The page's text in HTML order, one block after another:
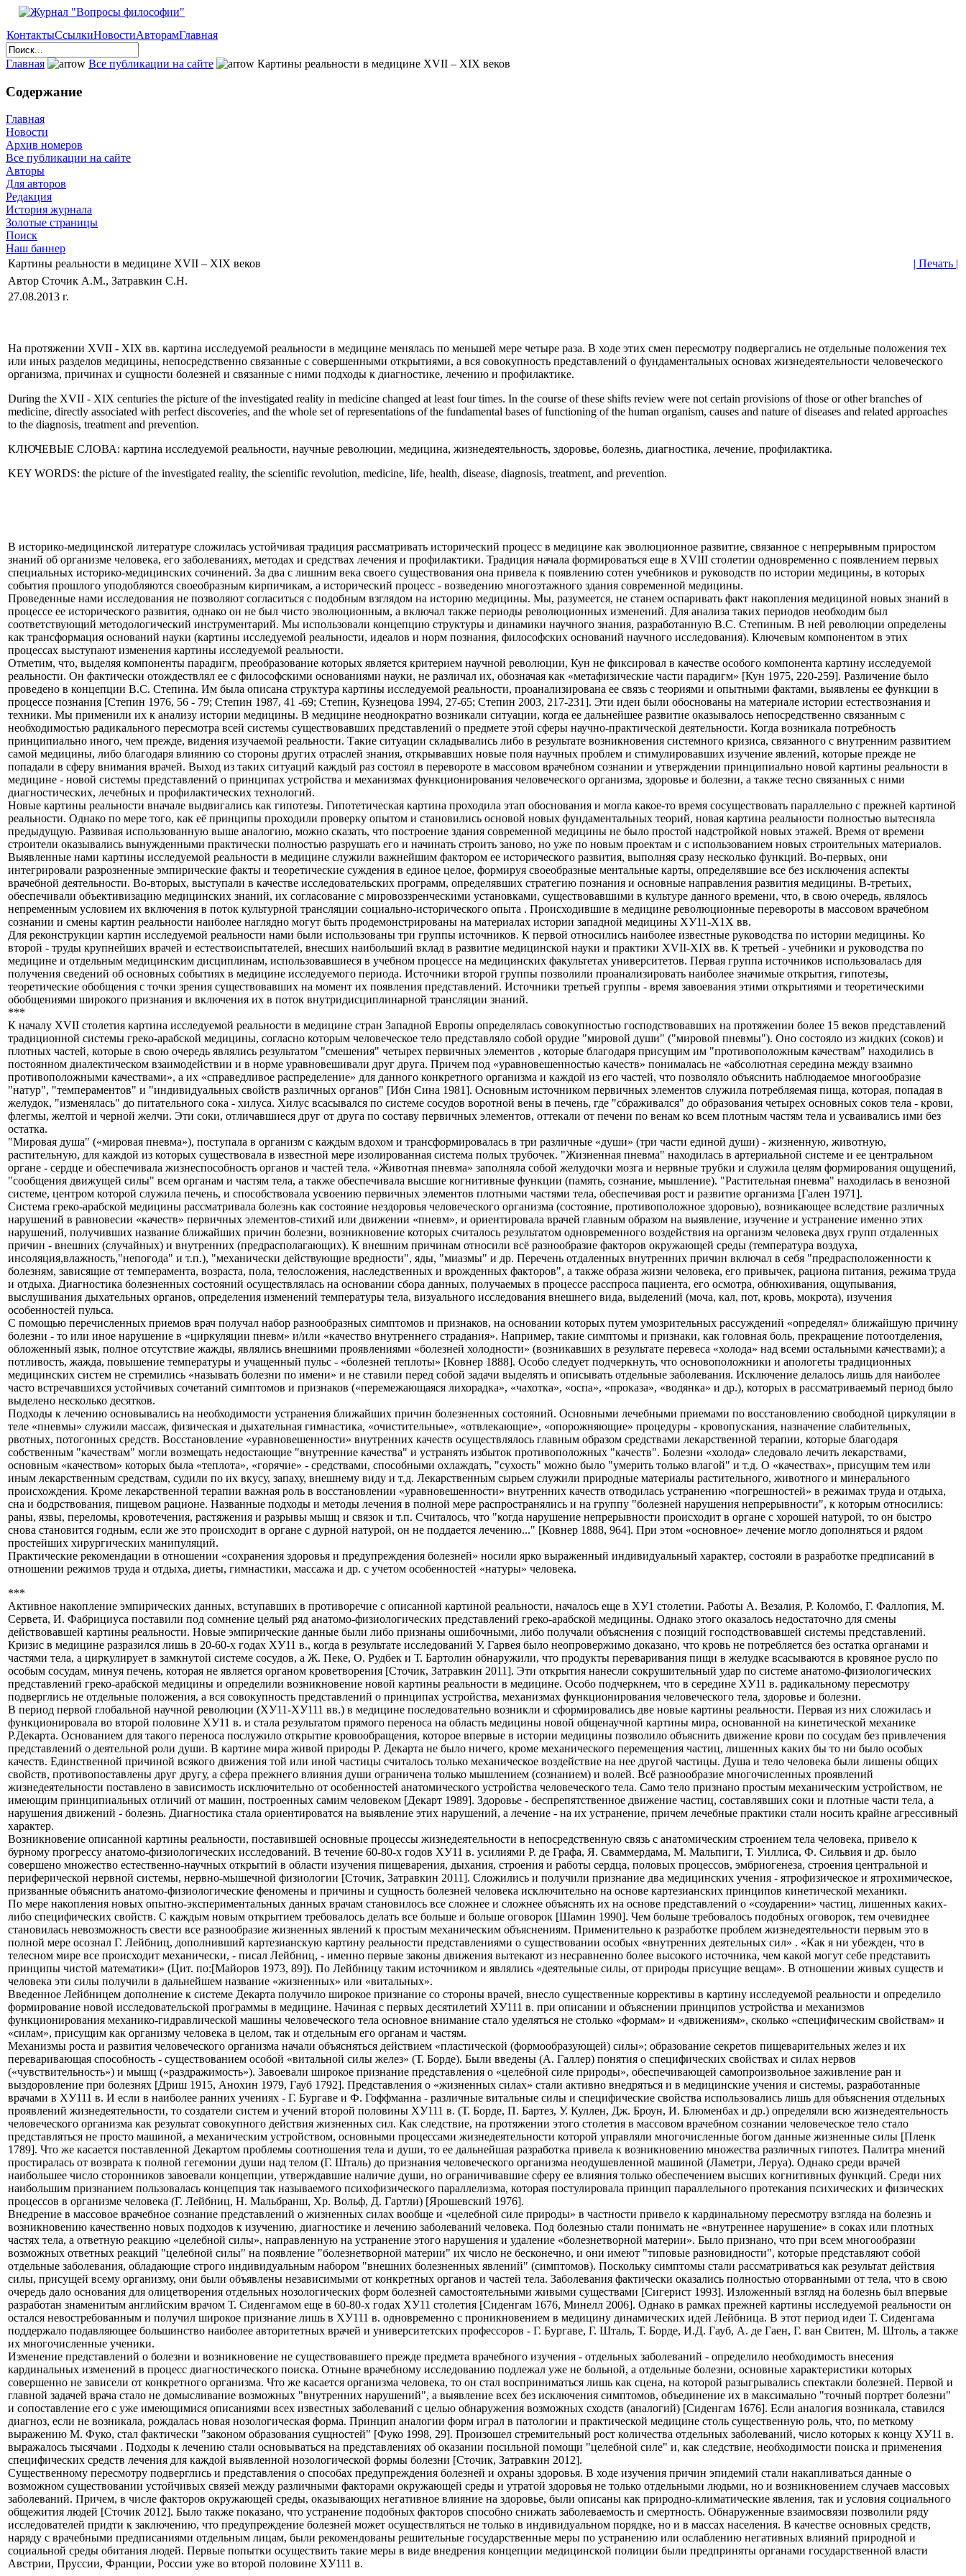
КонтактыСсылкиНовостиАвторамГлавная
Главная Все публикации на сайте Картины реальности в медицине XVII – XIX веков
Содержание
Главная
Новости
Архив номеров
Все публикации на сайте
Авторы
Для авторов
Редакция
История журнала
Золотые страницы
Поиск
Наш баннер
Картины реальности в медицине XVII – XIX веков
| Печать |
Автор Сточик А.М., Затравкин С.Н.
27.08.2013 г.
На протяжении XVII - XIX вв. картина исследуемой реальности в медицине менялась по меньшей мере четыре раза. В ходе этих смен пересмотру подвергались не отдельные положения тех
или иных разделов медицины, непосредственно связанные с совершенными открытиями, а вся совокупность представлений о фундаментальных основах жизнедеятельности человеческого
организма, причинах и сущности болезней и связанные с ними подходы к диагностике, лечению и профилактике.
During the XVII - XIX centuries the picture of the investigated reality in medicine changed at least four times. In the course of these shifts review were not certain provisions of those or other branches of
medicine, directly associated with perfect discoveries, and the whole set of representations of the fundamental bases of functioning of the human organism, causes and nature of diseases and related approaches
to the diagnosis, treatment and prevention.
КЛЮЧЕВЫЕ СЛОВА: картина исследуемой реальности, научные революции, медицина, жизнедеятельность, здоровье, болезнь, диагностика, лечение, профилактика.
KEY WORDS: the picture of the investigated reality, the scientific revolution, medicine, life, health, disease, diagnosis, treatment, and prevention.
В историко-медицинской литературе сложилась устойчивая традиция рассматривать исторический процесс в медицине как эволюционное развитие, связанное с непрерывным приростом
знаний об организме человека, его заболеваниях, методах и средствах лечения и профилактики. Традиция начала формироваться еще в XVIII столетии одновременно с появлением первых
специальных историко-медицинских сочинений. За два с лишним века своего существования она привела к появлению сотен учебников и руководств по истории медицины, в которых
события прошлого уподобляются своеобразным кирпичикам, а исторический процесс - возведению многоэтажного здания современной медицины.
Проведенные нами исследования не позволяют согласиться с подобным взглядом на историю медицины. Мы, разумеется, не станем оспаривать факт накопления медициной новых знаний в
процессе ее исторического развития, однако он не был чисто эволюционным, а включал также периоды революционных изменений. Для анализа таких периодов необходим был
соответствующий методологический инструментарий. Мы использовали концепцию структуры и динамики научного знания, разработанную В.С. Степиным. В ней революции определены
как трансформация оснований науки (картины исследуемой реальности, идеалов и норм познания, философских оснований научного исследования). Ключевым компонентом в этих
процессах выступают изменения картины исследуемой реальности.
Отметим, что, выделяя компоненты парадигм, преобразование которых является критерием научной революции, Кун не фиксировал в качестве особого компонента картину исследуемой
реальности. Он фактически отождествлял ее с философскими основаниями науки, не различал их, обозначая как «метафизические части парадигм» [Кун 1975, 220-259]. Различение было
проведено в концепции В.С. Степина. Им была описана структура картины исследуемой реальности, проанализирована ее связь с теориями и опытными фактами, выявлены ее функции в
процессе познания [Степин 1976, 56 - 79; Степин 1987, 41 -69; Степин, Кузнецова 1994, 27-65; Степин 2003, 217-231]. Эти идеи были обоснованы на материале истории естествознания и
техники. Мы применили их к анализу истории медицины. В медицине неоднократно возникали ситуации, когда ее дальнейшее развитие оказывалось непосредственно связанным с
необходимостью радикального пересмотра всей системы существовавших представлений о предмете этой сферы научно-практической деятельности. Когда возникала потребность
принципиально иного, чем прежде, видения изучаемой реальности. Такие ситуации складывались либо в результате возникновения системного кризиса, связанного с внутренним развитием
самой медицины, либо благодаря влиянию со стороны других отраслей знания, открывавших новые поля научных проблем и стимулировавших изучение явлений, которые прежде не
попадали в сферу внимания врачей. Выход из таких ситуаций каждый раз состоял в перевороте в массовом врачебном сознании и утверждении принципиально новой картины реальности в
медицине - новой системы представлений о принципах устройства и механизмах функционирования человеческого организма, здоровье и болезни, а также тесно связанных с ними
диагностических, лечебных и профилактических технологий.
Новые картины реальности вначале выдвигались как гипотезы. Гипотетическая картина проходила этап обоснования и могла какое-то время сосуществовать параллельно с прежней картиной
реальности. Однако по мере того, как её принципы проходили проверку опытом и становились основой новых фундаментальных теорий, новая картина реальности полностью вытесняла
предыдущую. Развивая использованную выше аналогию, можно сказать, что построение здания современной медицины не было простой надстройкой новых этажей. Время от времени
строители оказывались вынужденными практически полностью разрушать его и начинать строить заново, но уже по новым проектам и с использованием новых строительных материалов.
Выявленные нами картины исследуемой реальности в медицине служили важнейшим фактором ее исторического развития, выполняя сразу несколько функций. Во-первых, они
интегрировали разрозненные эмпирические факты и теоретические суждения в единое целое, формируя своеобразные ментальные карты, определявшие все без исключения аспекты
врачебной деятельности. Во-вторых, выступали в качестве исследовательских программ, определявших стратегию познания и основные направления развития медицины. В-третьих,
обеспечивали объективизацию медицинских знаний, их согласование с мировоззренческими установками, существовавшими в культуре данного времени, что, в свою очередь, являлось
непременным условием их включения в поток культурной трансляции социально-исторического опыта . Происходившие в медицине революционные перевороты в массовом врачебном
сознании и смены картин реальности наиболее наглядно могут быть продемонстрированы на материалах истории западной медицины ХУ11-Х1Х вв.
Для реконструкции картин исследуемой реальности нами были использованы три группы источников. К первой относились наиболее известные руководства по истории медицины. Ко
второй - труды крупнейших врачей и естествоиспытателей, внесших наибольший вклад в развитие медицинской науки и практики XVII-XIX вв. К третьей - учебники и руководства по
медицине и отдельным медицинским дисциплинам, использовавшиеся в учебном процессе на медицинских факультетах университетов. Первая группа источников использовалась для
получения сведений об основных событиях в медицине исследуемого периода. Источники второй группы позволили проанализировать наиболее значимые открытия, гипотезы,
теоретические обобщения с точки зрения существовавших на момент их появления представлений. Источники третьей группы - время завоевания этими открытиями и теоретическими
обобщениями широкого признания и включения их в поток внутридисциплинарной трансляции знаний.
***
К началу XVII столетия картина исследуемой реальности в медицине стран Западной Европы определялась совокупностью господствовавших на протяжении более 15 веков представлений
традиционной системы греко-арабской медицины, согласно которым человеческое тело представляло собой орудие "мировой души" ("мировой пневмы"). Оно состояло из жидких (соков) и
плотных частей, которые в свою очередь являлись результатом "смешения" четырех первичных элементов , которые благодаря присущим им "противоположным качествам" находились в
постоянном диалектическом взаимодействии и в норме уравновешивали друг друга. Причем под «уравновешенностью качеств» понималась не «абсолютная середина между взаимно
противоположными качествами», а их «справедливое распределение» для данного конкретного организма и каждой из его частей, что позволяло объяснить наблюдаемое многообразие
"натур", "темпераментов" и "индивидуальных свойств различных органов" [Ибн Сина 1981]. Основным источником первичных элементов служила потребляемая пища, которая, попадая в
желудок, "изменялась" до питательного сока - хилуса. Хилус всасывался по системе сосудов воротной вены в печень, где "сбраживался" до образования четырех основных соков тела - крови,
флегмы, желтой и черной желчи. Эти соки, отличавшиеся друг от друга по составу первичных элементов, оттекали от печени по венам ко всем плотным частям тела и усваивались ими без
остатка.
"Мировая душа" («мировая пневма»), поступала в организм с каждым вдохом и трансформировалась в три различные «души» (три части единой души) - жизненную, животную,
растительную, для каждой из которых существовала в известной мере изолированная система полых трубочек. "Жизненная пневма" находилась в артериальной системе и ее центральном
органе - сердце и обеспечивала жизнеспособность органов и частей тела. «Животная пневма» заполняла собой желудочки мозга и нервные трубки и служила целям формирования ощущений,
"сообщения движущей силы" всем органам и частям тела, а также обеспечивала высшие когнитивные функции (память, сознание, мышление). "Растительная пневма" находилась в венозной
системе, центром которой служила печень, и способствовала усвоению первичных элементов плотными частями тела, обеспечивая рост и развитие организма [Гален 1971].
Система греко-арабской медицины рассматривала болезнь как состояние нездоровья человеческого организма (состояние, противоположное здоровью), возникающее вследствие различных
нарушений в равновесии «качеств» первичных элементов-стихий или движении «пневм», и ориентировала врачей главным образом на выявление, изучение и устранение именно этих
нарушений, получивших название ближайших причин болезни, возникновение которых считалось результатом одновременного воздействия на организм человека двух групп отдаленных
причин - внешних (случайных) и внутренних (предрасполагающих). К внешним причинам относили всё разнообразие факторов окружающей среды (температура воздуха,
инсоляция,влажность,"непогода" и т.п.), "механически действующие вредности", яды, "миазмы" и др. Перечень отдаленных внутренних причин включал в себя "предрасположенности к
болезням, зависящие от темперамента, возраста, пола, телосложения, наследственных и врожденных факторов", а также образа жизни человека, его привычек, рациона питания, режима труда
и отдыха. Диагностика болезненных состояний осуществлялась на основании сбора данных, получаемых в процессе расспроса пациента, его осмотра, обнюхивания, ощупывания,
выслушивания дыхательных органов, определения изменений температуры тела, визуального исследования внешнего вида, выделений (моча, кал, пот, кровь, мокрота), изучения
особенностей пульса.
С помощью перечисленных приемов врач получал набор разнообразных симптомов и признаков, на основании которых путем умозрительных рассуждений «определял» ближайшую причину
болезни - то или иное нарушение в «циркуляции пневм» и/или «качество внутреннего страдания». Например, такие симптомы и признаки, как головная боль, прекращение потоотделения,
обложенный язык, полное отсутствие жажды, являлись внешними проявлениями «болезней холодности» (возникавших в результате перевеса «холода» над всеми остальными качествами); а
потливость, жажда, повышение температуры и учащенный пульс - «болезней теплоты» [Ковнер 1888]. Особо следует подчеркнуть, что основоположники и апологеты традиционных
медицинских систем не стремились «называть болезни по имени» и не ставили перед собой задачи выделять и описывать отдельные заболевания. Исключение делалось лишь для наиболее
часто встречавшихся устойчивых сочетаний симптомов и признаков («перемежающаяся лихорадка», «чахотка», «оспа», «проказа», «водянка» и др.), которых в рассматриваемый период было
выделено несколько десятков.
Подходы к лечению основывались на необходимости устранения ближайших причин болезненных состояний. Основными лечебными приемами по восстановлению свободной циркуляции в
теле «пневмы» служили массаж, физическая и дыхательная гимнастика, «очистительные», «отвлекающие», «опорожняющие» процедуры - кровопускания, назначение слабительных,
рвотных, потогонных средств. Восстановление «уравновешенности» внутренних качеств осуществлялось главным образом средствами лекарственной терапии, которые благодаря
собственным "качествам" могли возмещать недостающие "внутренние качества" и устранять избыток противоположных "качеств". Болезни «холода» следовало лечить лекарствами,
основным «качеством» которых была «теплота», «горячие» - средствами, способными охлаждать, "сухость" можно было "умерить только влагой" и т.д. О «качествах», присущим тем или
иным лекарственным средствам, судили по их вкусу, запаху, внешнему виду и т.д. Лекарственным сырьем служили природные материалы растительного, животного и минерального
происхождения. Кроме лекарственной терапии важная роль в восстановлении «уравновешенности» внутренних качеств отводилась устранению «погрешностей» в режимах труда и отдыха,
сна и бодрствования, пищевом рационе. Названные подходы и методы лечения в полной мере распространялись и на группу "болезней нарушения непрерывности", к которым относились:
раны, язвы, переломы, кровотечения, растяжения и разрывы мышц и связок и т.п. Считалось, что "когда нарушение непрерывности происходит в органе с хорошей натурой, то он быстро
снова становится годным, если же это происходит в органе с дурной натурой, он не поддается лечению..." [Ковнер 1888, 964]. При этом «основное» лечение могло дополняться и рядом
простейших хирургических манипуляций.
Практические рекомендации в отношении «сохранения здоровья и предупреждения болезней» носили ярко выраженный индивидуальный характер, состояли в разработке предписаний в
отношении режимов труда и отдыха, диеты, гимнастики, массажа и др. с учетом особенностей «натуры» человека.
***
Активное накопление эмпирических данных, вступавших в противоречие с описанной картиной реальности, началось еще в ХУ1 столетии. Работы А. Везалия, Р. Коломбо, Г. Фаллопия, М.
Сервета, И. Фабрициуса поставили под сомнение целый ряд анатомо-физиологических представлений греко-арабской медицины. Однако этого оказалось недостаточно для смены
действовавшей картины реальности. Новые эмпирические данные были либо признаны ошибочными, либо получали объяснения с позиций господствовавшей системы представлений.
Кризис в медицине разразился лишь в 20-60-х годах ХУ11 в., когда в результате исследований У. Гарвея было неопровержимо доказано, что кровь не потребляется без остатка органами и
частями тела, а циркулирует в замкнутой системе сосудов, а Ж. Пеке, О. Рудбек и Т. Бартолин обнаружили, что продукты переваривания пищи в желудке всасываются в кровяное русло по
особым сосудам, минуя печень, которая не является органом кроветворения [Сточик, Затравкин 2011]. Эти открытия нанесли сокрушительный удар по системе анатомо-физиологических
представлений греко-арабской медицины и определили возникновение новой картины реальности в медицине. Особо подчеркнем, что в середине ХУ11 в. радикальному пересмотру
подверглись не отдельные положения, а вся совокупность представлений о принципах устройства, механизмах функционирования человеческого тела, здоровье и болезни.
В период первой глобальной научной революции (ХУ11-ХУ111 вв.) в медицине последовательно возникли и сформировались две новые картины реальности. Первая из них сложилась и
функционировала во второй половине ХУ11 в. и стала результатом прямого переноса на область медицины новой общенаучной картины мира, основанной на кинетической механике
Р.Декарта. Основанием для такого переноса послужило открытие кровообращения, которое впервые в истории медицины позволило объяснить движение крови по сосудам без привлечения
представлений о деятельной роли души. В картине мира живой природы Р. Декарта не было ничего, кроме механического перемещения частиц, лишенных каких бы то ни было особых
качеств. Единственной причиной всякого движения той или иной частицы считалось только механическое воздействие на нее другой частицы. Душа и тело человека были лишены общих
свойств, противопоставлены друг другу, а сфера прежнего влияния души ограничена только мышлением (сознанием) и волей. Всё разнообразие многочисленных проявлений
жизнедеятельности поставлено в зависимость исключительно от особенностей анатомического устройства человеческого тела. Само тело признано простым механическим устройством, не
имеющим принципиальных отличий от машин, построенных самим человеком [Декарт 1989]. Здоровье - беспрепятственное движение частиц, составлявших соки и плотные части тела, а
нарушения движений - болезнь. Диагностика стала ориентироватся на выявление этих нарушений, а лечение - на их устранение, причем лечебные практики стали носить крайне агрессивный
характер.
Возникновение описанной картины реальности, поставившей основные процессы жизнедеятельности в непосредственную связь с анатомическим строением тела человека, привело к
бурному прогрессу анатомо-физиологических исследований. В течение 60-80-х годов ХУ11 в. усилиями Р. де Графа, Я. Сваммердама, М. Мальпиги, Т. Уиллиса, Ф. Сильвия и др. было
совершено множество естественно-научных открытий в области изучения пищеварения, дыхания, строения и работы сердца, половых процессов, эмбриогенеза, строения центральной и
периферической нервной системы, нервно-мышечной физиологии [Сточик, Затравкин 2011]. Сложились и получили признание два медицинских учения - ятрофизическое и ятрохимическое,
призванные объяснить анатомо-физиологические феномены и причины и сущность болезней человека исключительно на основе картезианских принципов кинетической механики.
По мере накопления новых опытно-экспериментальных данных врачам становилось все сложнее и сложнее объяснять их на основе представлений о «соударении» частиц, лишенных каких-
либо специфических свойств. С каждым новым открытием требовалось делать все больше и больше оговорок [Шамин 1990]. Чем больше требовалось подобных оговорок, тем очевиднее
становилась невозможность свести все разнообразие жизненных явлений к простым механическим объяснениям. Применительно к разработке проблем жизнедеятельности первым это в
полной мере осознал Г. Лейбниц, дополнивший картезианскую картину реальности представлениями о существовании особых «внутренних деятельных сил» . «Как я ни убежден, что в
телесном мире все происходит механически, - писал Лейбниц, - именно первые законы движения вытекают из несравненно более высокого источника, чем какой могут себе представить
принципы чистой математики» (Цит. по:[Майоров 1973, 89]). По Лейбницу таким источником и являлись «деятельные силы, от природы присущие вещам». В отношении живых существ и
человека эти силы получили в дальнейшем название «жизненных» или «витальных».
Введенное Лейбницем дополнение к системе Декарта получило широкое признание со стороны врачей, внесло существенные коррективы в картину исследуемой реальности и определило
формирование новой исследовательской программы в медицине. Начиная с первых десятилетий ХУ111 в. при описании и объяснении принципов устройства и механизмов
функционирования механико-гидравлической машины человеческого тела основное внимание стало уделяться не столько «формам» и «движениям», сколько «специфическим свойствам» и
«силам», присущим как организму человека в целом, так и отдельным его органам и частям.
Механизмы роста и развития человеческого организма начали объясняться действием «пластической (формообразующей) силы»; образование секретов пищеварительных желез и их
переваривающая способность - существованием особой «витальной силы желез» (Т. Борде). Были введены (А. Галлер) понятия о специфических свойствах и силах нервов
(«чувствительность») и мышц («раздражимость»). Завоевали широкое признание представления о «целебной силе природы», обеспечивающей самопроизвольное заживление ран и
выздоровление при болезнях [Дриш 1915, Анохин 1979, Гауб 1792]. Представления о «жизненных силах» стали активно внедряться и в медицинские учения и системы, разработанные
врачами в ХУ111 в. И если в наиболее ранних учениях - Г. Бургаве и Ф. Гоффманна - различные витальные силы и специфические свойства использовались лишь для объяснения отдельных
проявлений жизнедеятельности, то создатели систем и учений второй половины ХУ111 в. (Т. Борде, П. Бартез, У. Куллен, Дж. Броун, И. Блюменбах и др.) определяли всю жизнедеятельность
человеческого организма как результат совокупного действия жизненных сил. Как следствие, на протяжении этого столетия в массовом врачебном сознании человеческое тело стало
представляться не просто машиной, а механическим устройством, основными процессами жизнедеятельности которой управляли многочисленные богом данные жизненные силы [Пленк
1789]. Что же касается поставленной Декартом проблемы соотношения тела и души, то ее дальнейшая разработка привела к возникновению множества различных гипотез. Палитра мнений
простиралась от возврата к полной гегемонии души над телом (Г. Шталь) до признания человеческого организма неодушевленной машиной (Ламетри, Леруа). Однако среди врачей
наибольшее число сторонников завоевали концепции, утверждавшие наличие души, но ограничивавшие сферу ее влияния только обеспечением высших когнитивных функций. Среди них
наибольшим признанием пользовалась концепция так называемого психофизического параллелизма, которая постулировала принцип параллельного протекания психических и физических
процессов в организме человека (Г. Лейбниц, Н. Мальбранш, Хр. Вольф, Д. Гартли) [Ярошевский 1976].
Внедрение в массовое врачебное сознание представлений о жизненных силах вообще и «целебной силе природы» в частности привело к кардинальному пересмотру взгляда на болезнь и
возникновению качественно новых подходов к изучению, диагностике и лечению заболеваний человека. Под болезнью стали понимать не «внутреннее нарушение» в соках или плотных
частях тела, а ответную реакцию «целебной силы», направленную на устранение этого нарушения и удаление «болезнетворной материи». Было признано, что при всем многообразии
возможных ответных реакций "целебной силы" на появление "болезнетворной материи" их число не бесконечно, и они имеют "типовые разновидности", которые представляют собой
отдельные заболевания, обладающие строго индивидуальным набором "внешних болезненных явлений" (симптомов). Поскольку симптомы стали рассматриваться как результат действия
силы, присущей всему организму, они были объявлены независимыми от конкретных органов и частей тела. Заболевания фактически оказались полностью оторванными от тела, что в свою
очередь дало основания для олицетворения отдельных нозологических форм болезней самостоятельными живыми существами [Сигерист 1993]. Изложенный взгляд на болезнь был впервые
разработан знаменитым английским врачом Т. Сиденгамом еще в 60-80-х годах ХУ11 столетия [Сиденгам 1676, Минелл 2006]. Однако в рамках прежней картины исследуемой реальности он
остался невостребованным и получил широкое признание лишь в ХУ111 в. одновременно с проникновением в медицину динамических идей Лейбница. В этот период идеи Т. Сиденгама
поддержало подавляющее большинство наиболее авторитетных врачей и университетских профессоров - Г. Бургаве, Г. Шталь, Т. Борде, И.Д. Гауб, А. де Гаен, Г. ван Свитен, М. Штоль, а также
их многочисленные ученики.
Изменение представлений о болезни и возникновение не существовавшего прежде предмета врачебного изучения - отдельных заболеваний - определило необходимость внесения
кардинальных изменений в процесс диагностического поиска. Отныне врачебному исследованию подлежал уже не больной, а отдельные болезни, основные характеристики которых
совершенно не зависели от конкретного организма. Что же касается организма человека, то он стал восприниматься лишь как сцена, на которой разыгрывались спектакли болезней. Первой и
главной задачей врача стало не домысливание возможных "внутренних нарушений", а выявление всех без исключения симптомов, объединение их в максимально "точный портрет болезни"
и сопоставление его с уже имеющимися описаниями всех известных заболеваний с целью обнаружения возможных сходств (аналогий) [Сиденгам 1676]. Если аналогия возникала, ставился
диагноз, если не возникала, рождалась новая нозологическая форма. Принцип аналогии форм играл в патологии и практической медицине столь существенную роль, что, по меткому
выражению М. Фуко, стал фактически "законом образования сущностей" [Фуко 1998, 29]. Произошел стремительный рост количества отдельных заболеваний, число которых к концу ХУ11 в.
выражалось тысячами . Подходы к лечению стали основываться на представлениях об оказании посильной помощи "целебной силе" и, как следствие, необходимости поиска и применения
специфических средств лечения для каждой выявленной нозологической формы болезни [Сточик, Затравкин 2012].
Существенному пересмотру подверглись и представления о способах предупреждения болезней и охраны здоровья. В ходе изучения причин эпидемий стали накапливаться данные о
возможном существовании устойчивых связей между различными факторами окружающей среды и утратой здоровья не только отдельными людьми, но и возникновением случаев массовых
заболеваний. Причем, в числе факторов окружающей среды, оказывающих негативное влияние на здоровье, были описаны как природно-климатические явления, так и условия социального
общежития людей [Сточик 2012]. Было также показано, что устранение подобных факторов способно снижать заболеваемость и смертность. Обнаруженные взаимосвязи позволили ряду
исследователей придти к заключению, что предупреждение болезней может осуществляться не только в индивидуальном порядке, но и в массах населения. В качестве основных средств,
наряду с врачебными предписаниями отдельным лицам, были рекомендованы решительные государственные меры по устранению или ослаблению негативных влияний природной и
социальной среды обитания людей. Первые попытки осуществить такие меры в виде внедрения концепции медицинской полиции были предприняты органами государственной власти
Австрии, Пруссии, Франции, России уже во второй половине ХУ111 в.